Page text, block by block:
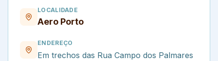
LOCALIDADE
Aero Porto
ENDEREÇO
Em trechos das Rua Campo dos Palmares